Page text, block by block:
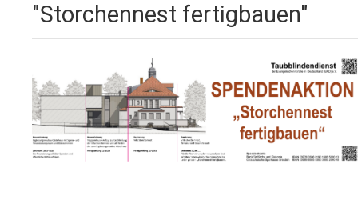
"Storchennest fertigbauen"